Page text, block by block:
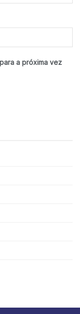
a próxima vez